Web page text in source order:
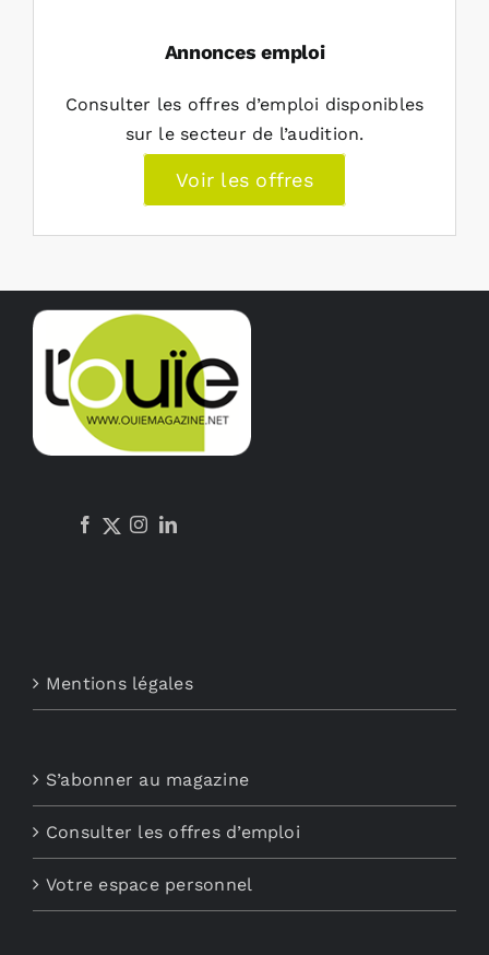
Annonces emploi
Consulter les offres d’emploi disponibles
sur le secteur de l’audition.
Voir les offres
Mentions légales
S’abonner au magazine
Consulter les offres d’emploi
Votre espace personnel